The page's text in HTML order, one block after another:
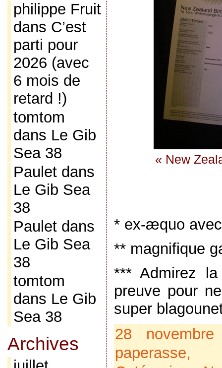
philippe Fruit
dans C’est
parti pour
2026 (avec
6 mois de
retard !)
tomtom
dans Le Gib
Sea 38
Pauletdans
Le Gib Sea
38
Pauletdans
Le Gib Sea
38
tomtom
dans Le Gib
Sea 38
Archives
« New
* ex-æquo
** magnifique
*** Admirez
preuve pour
super
28
paperasse